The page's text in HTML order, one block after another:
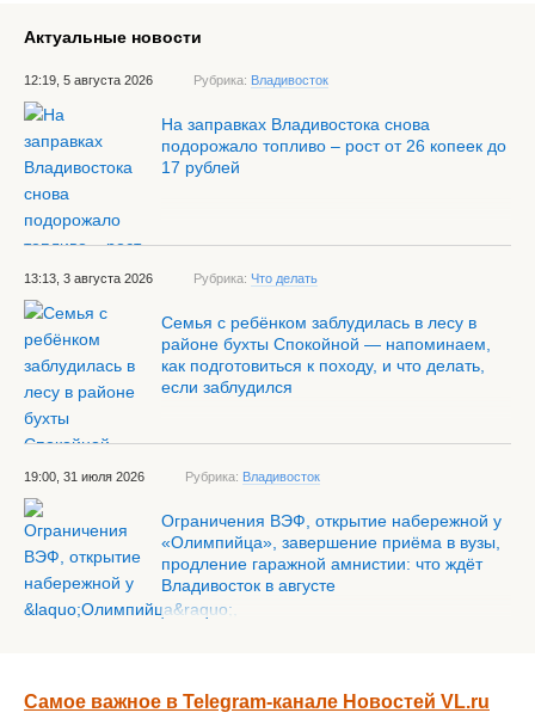
Актуальные новости
12:19, 5 августа 2026 Рубрика: Владивосток
На заправках Владивостока снова
подорожало топливо – рост от 26 копеек до
17 рублей
13:13, 3 августа 2026 Рубрика: Что делать
Семья с ребёнком заблудилась в лесу в
районе бухты Спокойной — напоминаем,
как подготовиться к походу, и что делать,
если заблудился
19:00, 31 июля 2026 Рубрика: Владивосток
Ограничения ВЭФ, открытие набережной у
«Олимпийца», завершение приёма в вузы,
продление гаражной амнистии: что ждёт
Владивосток в августе
Самое важное в Telegram-канале Новостей VL.ru